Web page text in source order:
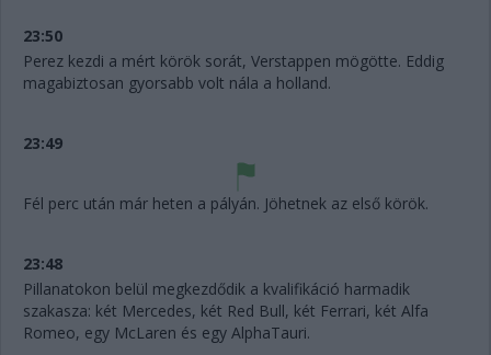
23:50
Perez kezdi a mért körök sorát, Verstappen mögötte. Eddig
magabiztosan gyorsabb volt nála a holland.
23:49
Fél perc után már heten a pályán. Jöhetnek az első körök.
23:48
Pillanatokon belül megkezdődik a kvalifikáció harmadik
szakasza: két Mercedes, két Red Bull, két Ferrari, két Alfa
Romeo, egy McLaren és egy AlphaTauri.